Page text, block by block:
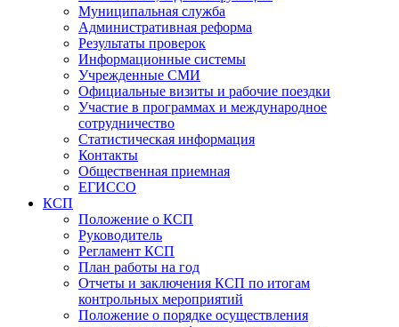
Муниципальная служба
Административная реформа
Результаты проверок
Информационные системы
Учрежденные СМИ
Официальные визиты и рабочие поездки
Участие в программах и международное
сотрудничество
Статистическая информация
Контакты
Общественная приемная
ЕГИССО
КСП
Положение о КСП
Руководитель
Регламент КСП
План работы на год
Отчеты и заключения КСП по итогам
контрольных мероприятий
Положение о порядке осуществления